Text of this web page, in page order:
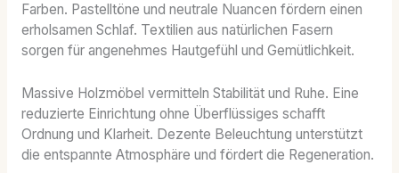
Farben. Pastelltöne und neutrale Nuancen fördern einen
erholsamen Schlaf. Textilien aus natürlichen Fasern
sorgen für angenehmes Hautgefühl und Gemütlichkeit.
Massive Holzmöbel vermitteln Stabilität und Ruhe. Eine
reduzierte Einrichtung ohne Überflüssiges schafft
Ordnung und Klarheit. Dezente Beleuchtung unterstützt
die entspannte Atmosphäre und fördert die Regeneration.